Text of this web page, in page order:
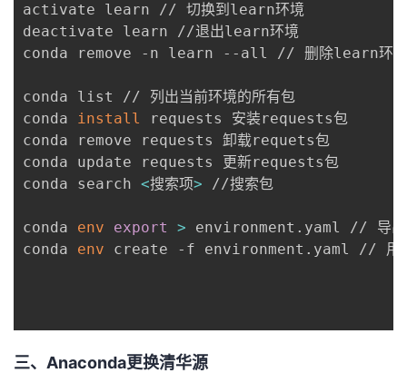
activate learn // 切换到learn环境
deactivate learn //退出learn环境
conda remove -n learn --all // 删除learn环境及
conda list // 列出当前环境的所有包
conda
install
requests 安装requests包
conda remove requests 卸载requets包
conda update requests 更新requests包
conda search <搜索项> //搜索包
conda env export > environment.yaml // 导出
conda env create -f environment.yaml // 用配置
三、Anaconda更换清华源